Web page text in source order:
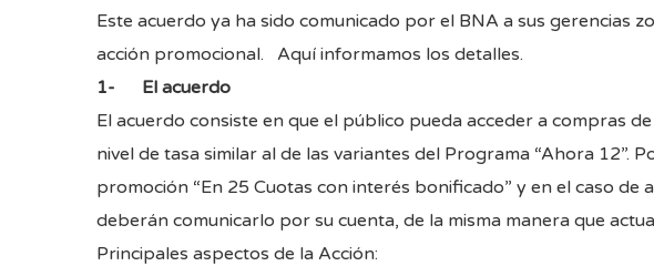
Este acuerdo ya ha sido comunicado por el BNA a sus gerencias
acción promocional. Aquí informamos los detalles.
1- El acuerdo
El acuerdo consiste en que el público pueda acceder a compras
nivel de tasa similar al de las variantes del Programa “Ahora 12”.
promoción “En 25 Cuotas con interés bonificado” y en el caso
deberán comunicarlo por su cuenta, de la misma manera que
Principales aspectos de la Acción: